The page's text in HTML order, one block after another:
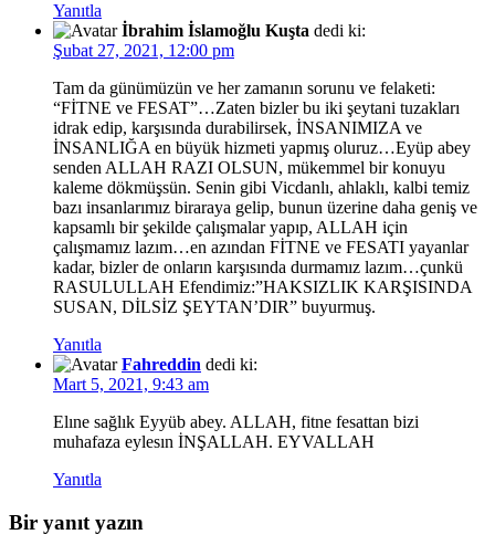
Yanıtla
İbrahim İslamoğlu Kuşta dedi ki:
Şubat 27, 2021, 12:00 pm
Tam da günümüzün ve her zamanın sorunu ve felaketi:
“FİTNE ve FESAT”…Zaten bizler bu iki şeytani tuzakları
idrak edip, karşısında durabilirsek, İNSANIMIZA ve
İNSANLIĞA en büyük hizmeti yapmış oluruz…Eyüp abey
senden ALLAH RAZI OLSUN, mükemmel bir konuyu
kaleme dökmüşsün. Senin gibi Vicdanlı, ahlaklı, kalbi temiz
bazı insanlarımız biraraya gelip, bunun üzerine daha geniş ve
kapsamlı bir şekilde çalışmalar yapıp, ALLAH için
çalışmamız lazım…en azından FİTNE ve FESATI yayanlar
kadar, bizler de onların karşısında durmamız lazım…çunkü
RASULULLAH Efendimiz:”HAKSIZLIK KARŞISINDA
SUSAN, DİLSİZ ŞEYTAN’DIR” buyurmuş.
Yanıtla
Fahreddin dedi ki:
Mart 5, 2021, 9:43 am
Elıne sağlık Eyyüb abey. ALLAH, fitne fesattan bizi
muhafaza eylesın İNŞALLAH. EYVALLAH
Yanıtla
Bir yanıt yazın